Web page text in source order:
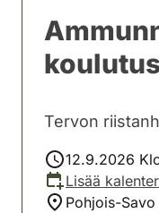
Tervon
12.9.2026
Lisää
Pohjois-